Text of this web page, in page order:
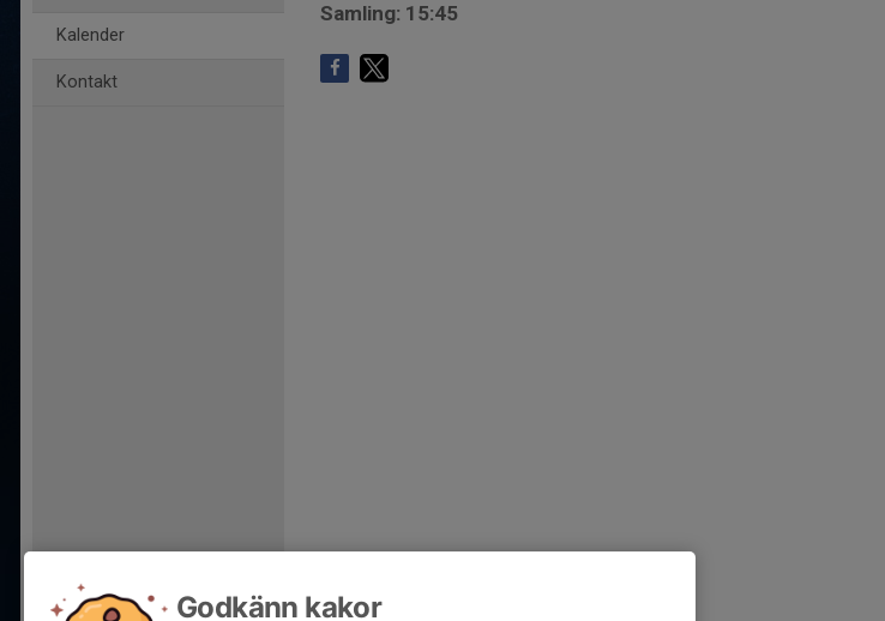
Kalender
Kontakt
Samling: 15:45
Godkänn kakor